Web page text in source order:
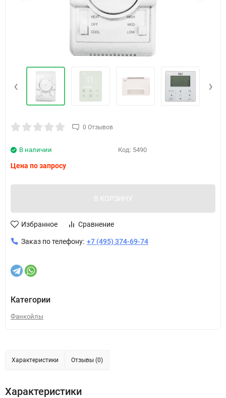
‹ ›
0 Отзывов
Код: 5490
В наличии
Цена по запросу
В КОРЗИНУ
Избранное Сравнение
Заказ по телефону: +7 (495) 374-69-74
Категории
Фанкойлы
Характеристики Отзывы (0)
Характеристики